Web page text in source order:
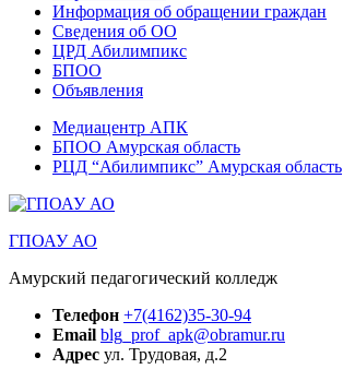
Информация об обращении граждан
Сведения об ОО
ЦРД Абилимпикс
БПОО
Объявления
Медиацентр АПК
БПОО Амурская область
РЦД “Абилимпикс” Амурская область
ГПОАУ АО
Амурский педагогический колледж
Телефон +7(4162)35-30-94
Email blg_prof_apk@obramur.ru
Адрес ул. Трудовая, д.2